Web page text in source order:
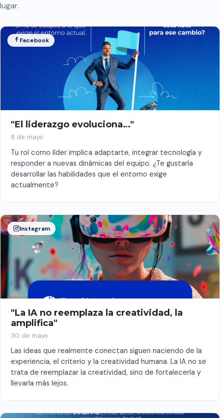
lugar.
Facebook
"El liderazgo evoluciona…"
8 de mayo
Tu rol como líder implica adaptarte, integrar tecnología y
responder a nuevas dinámicas del equipo. ¿Te gustaría
desarrollar las habilidades que el entorno exige
actualmente?
Instagram
"La IA no reemplaza la creatividad, la
amplifica"
30 de mayo
Las ideas que realmente conectan siguen naciendo de la
experiencia, el criterio y la creatividad humana. La IA no se
trata de reemplazar la creatividad, sino de fortalecerla y
llevarla más lejos.